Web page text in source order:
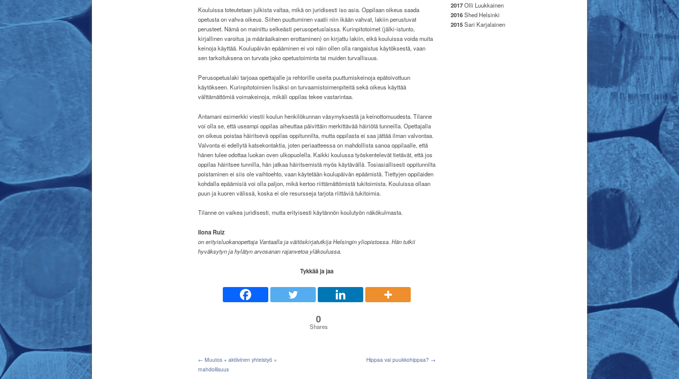
Kouluissa toteutetaan julkista valtaa, mikä on juridisesti iso asia. Oppilaan oikeus saada
opetusta on vahva oikeus. Siihen puuttuminen vaatii niin ikään vahvat, lakiin perustuvat
perusteet. Nämä on mainittu selkeästi perusopetuslaissa. Kurinpitotoimet (jälki-istunto,
kirjallinen varoitus ja määräaikainen erottaminen) on kirjattu lakiin, eikä kouluissa voida muita
keinoja käyttää. Koulupäivän epääminen ei voi näin ollen olla rangaistus käytöksestä, vaan
sen tarkoituksena on turvata joko opetustoiminta tai muiden turvallisuus.
Perusopetuslaki tarjoaa opettajalle ja rehtorille useita puuttumiskeinoja epätoivottuun
käytökseen. Kurinpitotoimien lisäksi on turvaamistoimenpiteitä sekä oikeus käyttää
välttämättömiä voimakeinoja, mikäli oppilas tekee vastarintaa.
Antamani esimerkki viestii koulun henkilökunnan väsymyksestä ja keinottomuudesta. Tilanne
voi olla se, että useampi oppilas aiheuttaa päivittäin merkittävää häiriötä tunneilla. Opettajalla
on oikeus poistaa häiritsevä oppilas oppitunnilta, mutta oppilasta ei saa jättää ilman valvontaa.
Valvonta ei edellytä katsekontaktia, joten periaatteessa on mahdollista sanoa oppilaalle, että
hänen tulee odottaa luokan oven ulkopuolella. Kaikki koulussa työskentelevät tietävät, että jos
oppilas häiritsee tunnilla, hän jatkaa häiritsemistä myös käytävällä. Tosiasiallisesti oppitunnilta
poistaminen ei siis ole vaihtoehto, vaan käytetään koulupäivän epäämistä. Tiettyjen oppilaiden
kohdalla epäämisiä voi olla paljon, mikä kertoo riittämättömistä tukitoimista. Kouluissa ollaan
puun ja kuoren välissä, koska ei ole resursseja tarjota riittäviä tukitoimia.
Tilanne on vaikea juridisesti, mutta erityisesti käytännön koulutyön näkökulmasta.
Ilona Ruiz
on erityisluokanopettaja Vantaalla ja väitöskirjatutkija Helsingin yliopistossa. Hän tutkii
hyväksytyn ja hylätyn arvosanan rajanvetoa yläkoulussa.
Tykkää ja jaa
0
Shares
← Muutos + aktiivinen yhteistyö =
mahdollisuus
Hippaa vai puukkohippaa? →
2017Olli Luukkainen
2016Shed Helsinki
2015Sari Karjalainen